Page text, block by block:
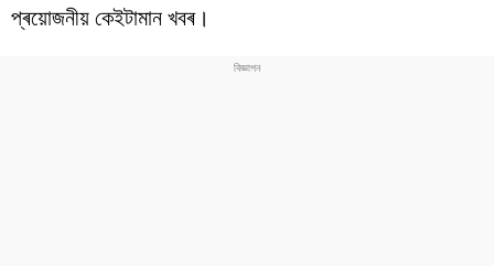
প্ৰয়োজনীয় কেইটামান খবৰ।